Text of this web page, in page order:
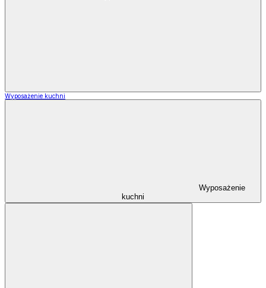
Wyposażenie kuchni
Wyposażenie
kuchni